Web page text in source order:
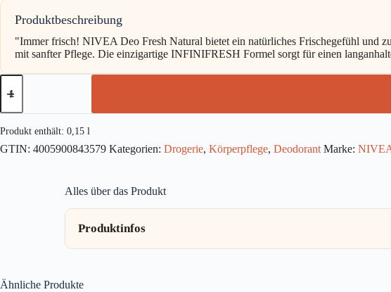
Produktbeschreibung
"Immer frisch! NIVEA Deo Fresh Natural bietet ein natürliches Frischegefühl und
mit sanfter Pflege. Die einzigartige INFINIFRESH Formel sorgt für einen
NIVEA
Deospray
Natural
150ml
Produkt enthält: 0,15 l
GTIN: 4005900843579 Kategorien: Drogerie, Körperpflege, Deodorant Marke:
Alles über das Produkt
Produktinfos
Ähnliche Produkte